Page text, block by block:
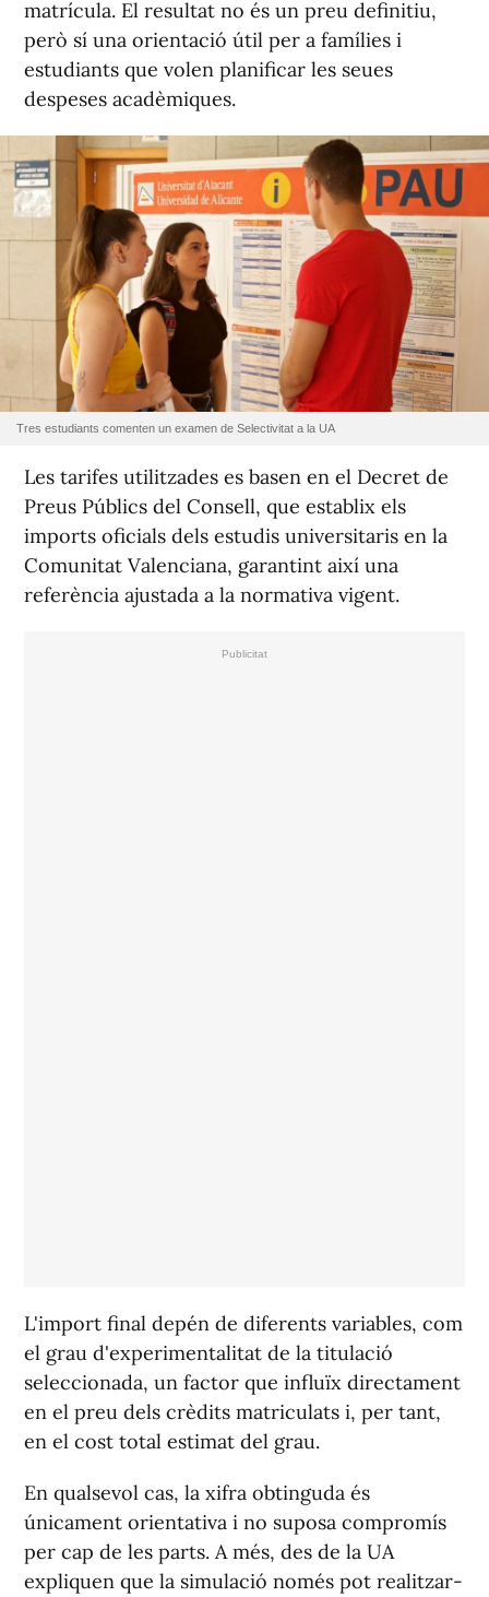
matrícula. El resultat no és un preu definitiu,
però sí una orientació útil per a famílies i
estudiants que volen planificar les seues
despeses acadèmiques.
Tres estudiants comenten un examen de Selectivitat a la UA
Les tarifes utilitzades es basen en el Decret de
Preus Públics del Consell, que establix els
imports oficials dels estudis universitaris en la
Comunitat Valenciana, garantint així una
referència ajustada a la normativa vigent.
L'import final depén de diferents variables, com
el grau d'experimentalitat de la titulació
seleccionada, un factor que influïx directament
en el preu dels crèdits matriculats i, per tant,
en el cost total estimat del grau.
En qualsevol cas, la xifra obtinguda és
únicament orientativa i no suposa compromís
per cap de les parts. A més, des de la UA
expliquen que la simulació només pot realitzar-